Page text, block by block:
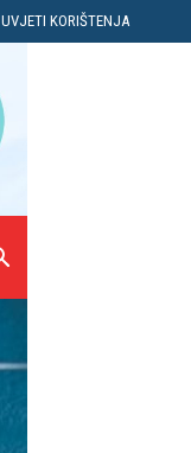
UVJETI KORIŠTENJA